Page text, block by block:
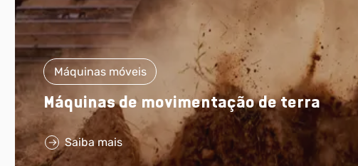
Máquinas móveis
Máquinas de movimentação de terra
Saiba mais